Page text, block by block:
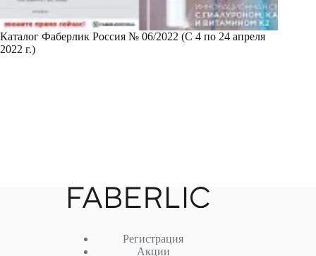
Каталог Фаберлик Россия № 06/2022 (С 4 по 24 апреля
2022 г.)
Регистрация
Акции